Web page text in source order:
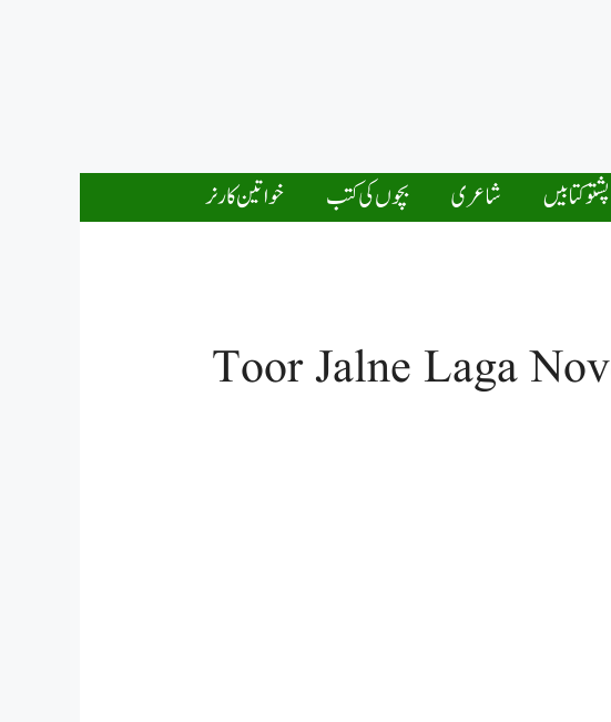
پشتو کتابیں شاعری بچوں کی کتب خواتین کارنر
Toor Jalne Laga